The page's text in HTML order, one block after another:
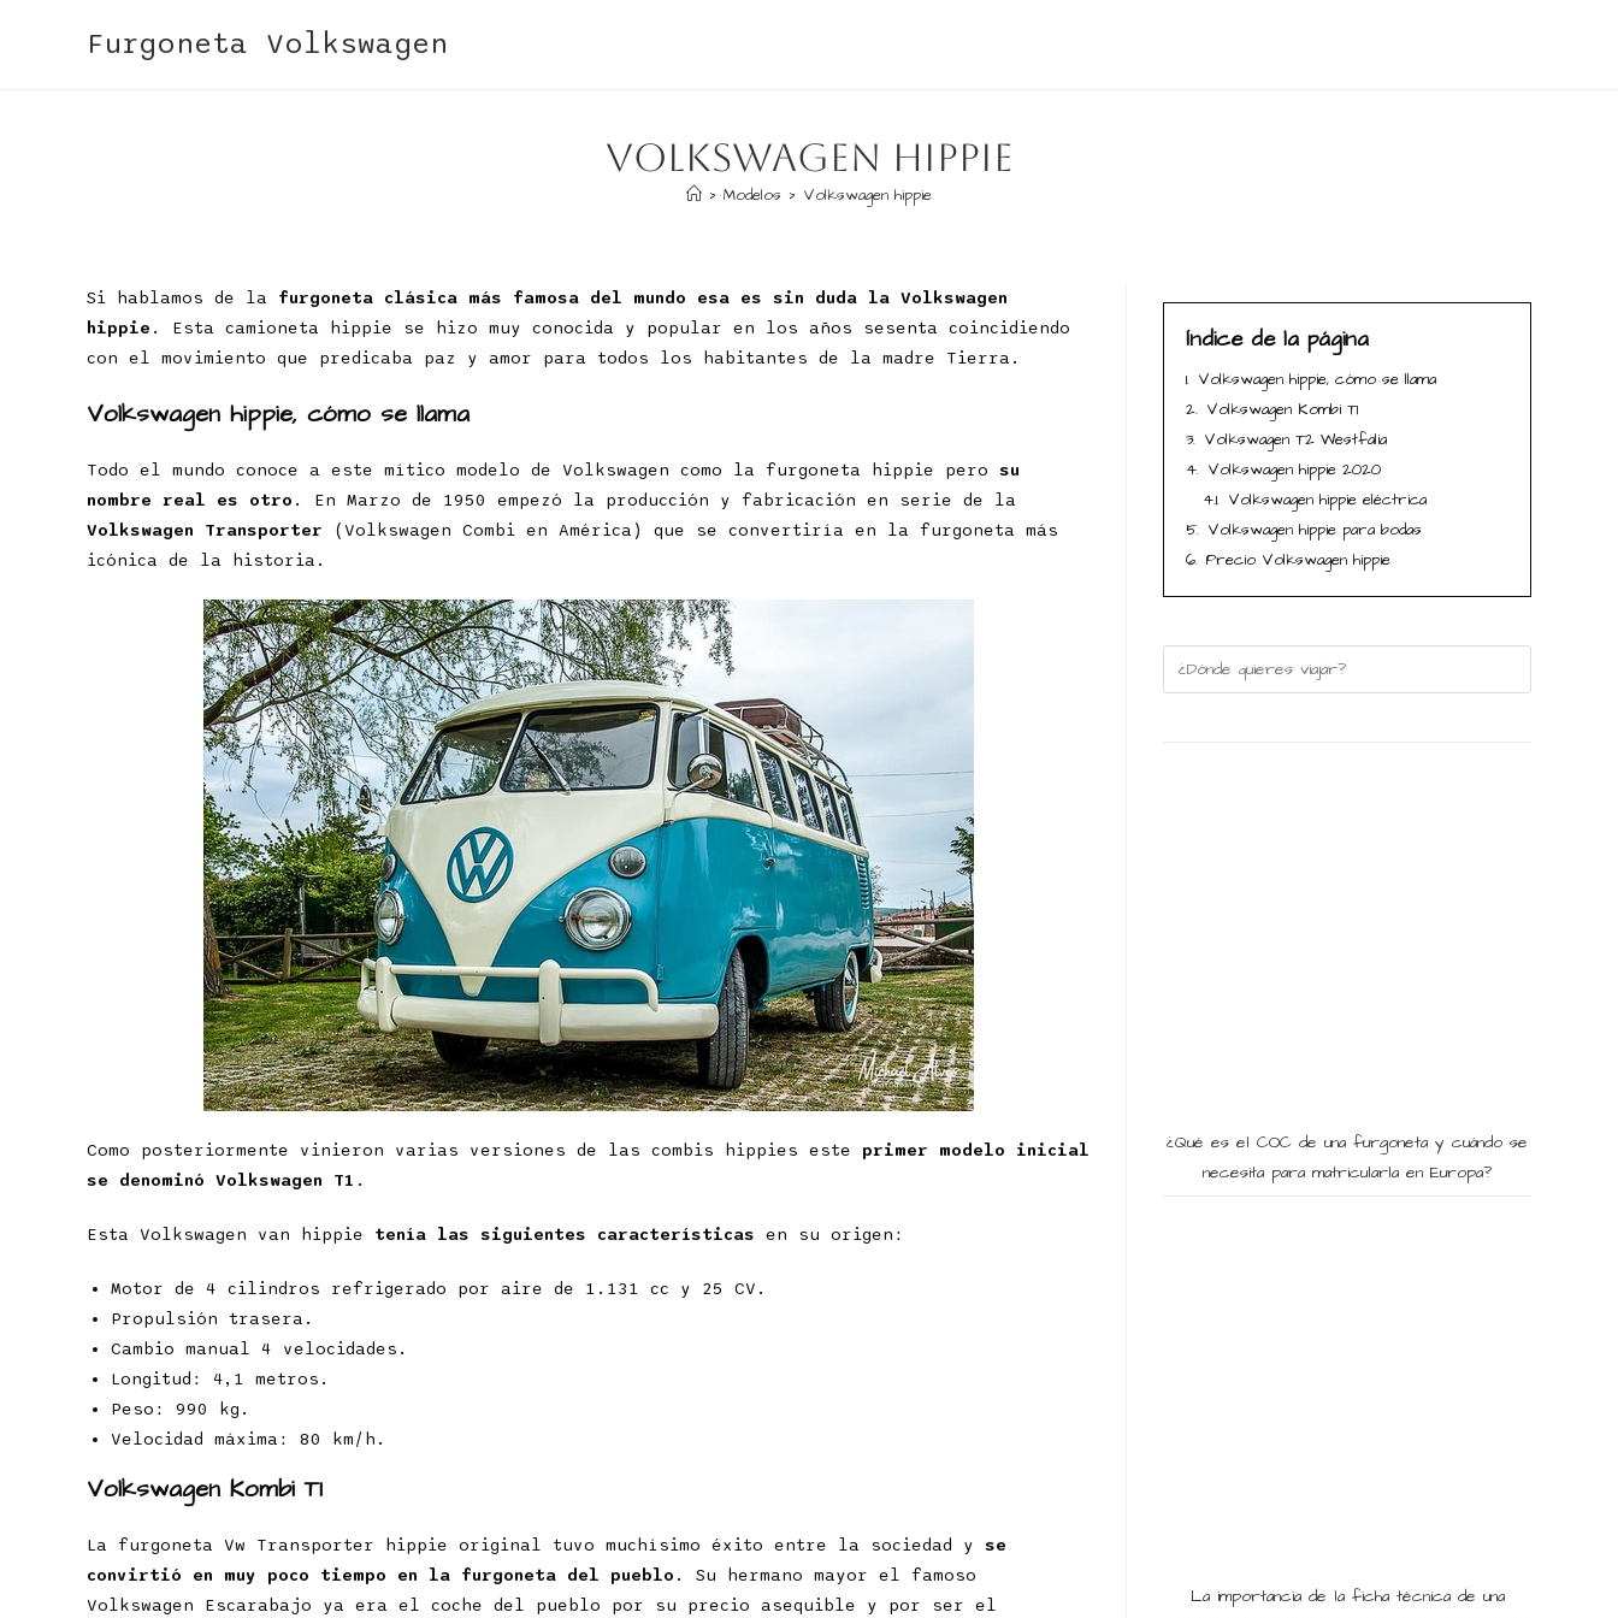
Furgoneta Volkswagen
Volkswagen hippie
> Modelos > Volkswagen hippie
Si hablamos de la furgoneta clásica más famosa del mundo esa es sin duda la Volkswagen
hippie . Esta camioneta hippie se hizo muy conocida y popular en los años sesenta coincidiendo
con el movimiento que predicaba paz y amor para todos los habitantes de la madre Tierra.
Volkswagen hippie, cómo se llama
Todo el mundo conoce a este mítico modelo de Volkswagen como la furgoneta hippie pero su
nombre real es otro . En Marzo de 1950 empezó la producción y fabricación en serie de la
Volkswagen Transporter (Volkswagen Combi en América) que se convertiría en la furgoneta más
icónica de la historia.
Como posteriormente vinieron varias versiones de las combis hippies este primer modelo inicial
se denominó Volkswagen T1 .
Esta Volkswagen van hippie tenía las siguientes características en su origen:
Motor de 4 cilindros refrigerado por aire de 1.131 cc y 25 CV.
Propulsión trasera.
Cambio manual 4 velocidades.
Longitud: 4,1 metros.
Peso: 990 kg.
Velocidad máxima: 80 km/h.
Volkswagen Kombi T1
La furgoneta Vw Transporter hippie original tuvo muchísimo éxito entre la sociedad y se
convirtió en muy poco tiempo en la furgoneta del pueblo . Su hermano mayor el famoso
Volkswagen Escarabajo ya era el coche del pueblo por su precio asequible y por ser el
Índice de la página
1. Volkswagen hippie, cómo se llama
2. Volkswagen Kombi T1
3. Volkswagen T2 Westfalia
4. Volkswagen hippie 2020
4.1. Volkswagen hippie eléctrica
5. Volkswagen hippie para bodas
6. Precio Volkswagen hippie
¿Qué es el COC de una furgoneta y cuándo se
necesita para matricularla en Europa?
La importancia de la ficha técnica de una